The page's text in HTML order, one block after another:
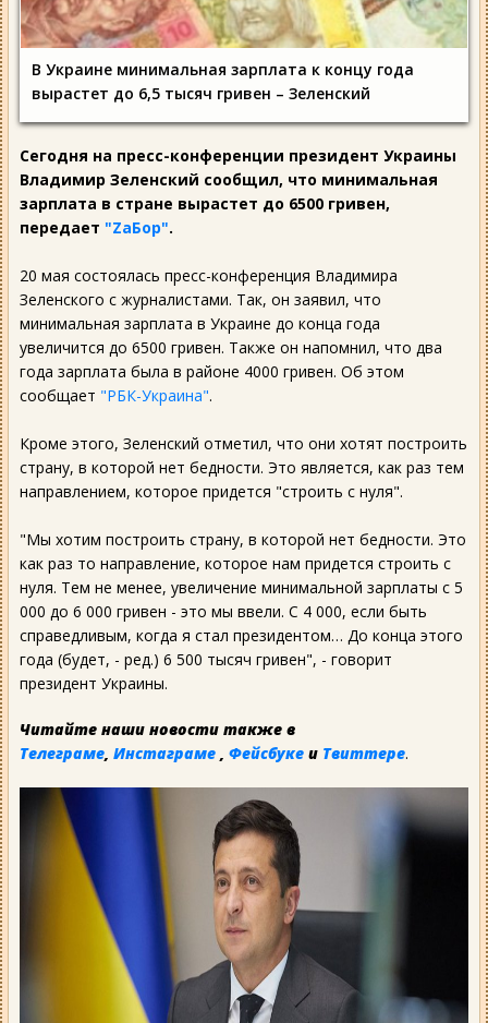
В Украине минимальная зарплата к концу года
вырастет до 6,5 тысяч гривен – Зеленский
Сегодня на пресс-конференции президент Украины
Владимир Зеленский сообщил, что минимальная
зарплата в стране вырастет до 6500 гривен,
передает "ZаБор".
20 мая состоялась пресс-конференция Владимира
Зеленского с журналистами. Так, он заявил, что
минимальная зарплата в Украине до конца года
увеличится до 6500 гривен. Также он напомнил, что два
года зарплата была в районе 4000 гривен. Об этом
сообщает "РБК-Украина".
Кроме этого, Зеленский отметил, что они хотят построить
страну, в которой нет бедности. Это является, как раз тем
направлением, которое придется "строить с нуля".
"Мы хотим построить страну, в которой нет бедности. Это
как раз то направление, которое нам придется строить с
нуля. Тем не менее, увеличение минимальной зарплаты с 5
000 до 6 000 гривен - это мы ввели. С 4 000, если быть
справедливым, когда я стал президентом… До конца этого
года (будет, - ред.) 6 500 тысяч гривен", - говорит
президент Украины.
Читайте наши новости также в
Телеграме Инстаграме Фейсбуке и Твиттере.